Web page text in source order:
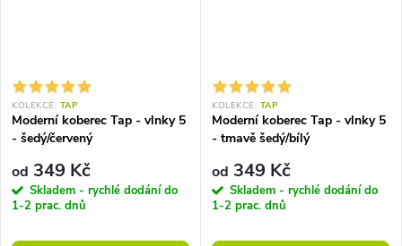
KOLEKCE: TAP
Moderní koberec Tap - vlnky 5
- šedý/červený
od 349 Kč
Skladem - rychlé dodání do
1-2 prac. dnů
KOLEKCE: TAP
Moderní koberec Tap - vlnky 5
- tmavě šedý/bílý
od 349 Kč
Skladem - rychlé dodání do
1-2 prac. dnů